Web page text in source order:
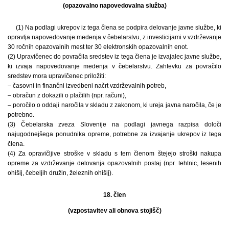
(opazovalno napovedovalna služba)
(1) Na podlagi ukrepov iz tega člena se podpira delovanje javne službe, ki
opravlja napovedovanje medenja v čebelarstvu, z investicijami v vzdrževanje
30 ročnih opazovalnih mest ter 30 elektronskih opazovalnih enot.
(2) Upravičenec do povračila sredstev iz tega člena je izvajalec javne službe,
ki izvaja napovedovanje medenja v čebelarstvu. Zahtevku za povračilo
sredstev mora upravičenec priložiti:
– časovni in finančni izvedbeni načrt vzdrževalnih potreb,
– obračun z dokazili o plačilih (npr. računi),
– poročilo o oddaji naročila v skladu z zakonom, ki ureja javna naročila, če je
potrebno.
(3) Čebelarska zveza Slovenije na podlagi javnega razpisa določi
najugodnejšega ponudnika opreme, potrebne za izvajanje ukrepov iz tega
člena.
(4) Za opravičljive stroške v skladu s tem členom štejejo stroški nakupa
opreme za vzdrževanje delovanja opazovalnih postaj (npr. tehtnic, lesenih
ohišij, čebeljih družin, železnih ohišij).
18. člen
(vzpostavitev ali obnova stojišč)